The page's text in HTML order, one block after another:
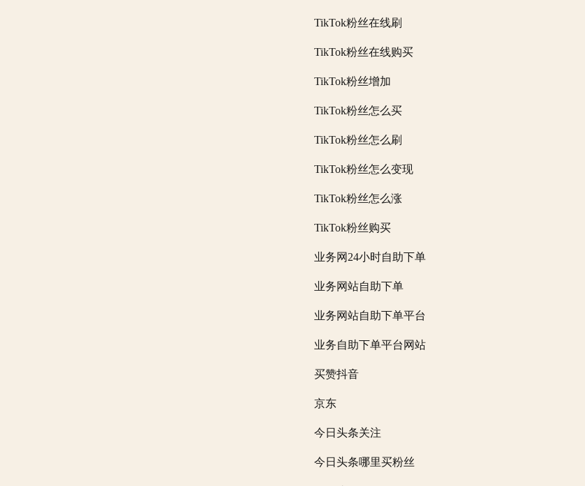
TikTok粉丝在线刷
TikTok粉丝在线购买
TikTok粉丝增加
TikTok粉丝怎么买
TikTok粉丝怎么刷
TikTok粉丝怎么变现
TikTok粉丝怎么涨
TikTok粉丝购买
业务网24小时自助下单
业务网站自助下单
业务网站自助下单平台
业务自助下单平台网站
买赞抖音
京东
今日头条关注
今日头条哪里买粉丝